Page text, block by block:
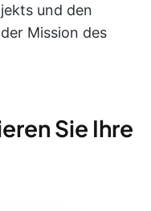
und den
Mission des
Sie Ihre